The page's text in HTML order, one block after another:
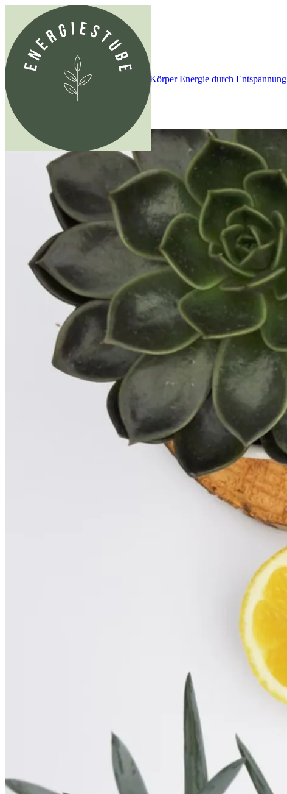
Startseite
Über uns
Qualifikationen Barbara
Qualifikationen Doris
Dienstleistungen
Energie für die SeeleEnergie für den KörperEnergie durch Entspannung
Wissenswertes
Aktuelle Produkte
Kontakt
Partner